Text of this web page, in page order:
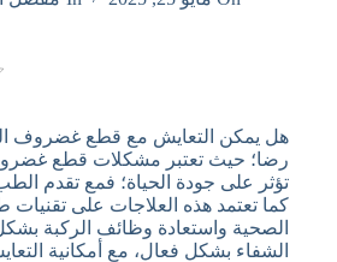
هل يمكن التعايش مع قطع غضروف
رضا؛ حيث تعتبر مشكلات قطع غضروف
تؤثر على جودة الحياة؛ فمع تقدم
كما تعتمد هذه العلاجات على
الصحية واستعادة وظائف الركبة
الشفاء بشكل فعال، مع أمكانية